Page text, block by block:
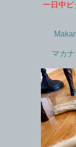
一日中ピ
マカ